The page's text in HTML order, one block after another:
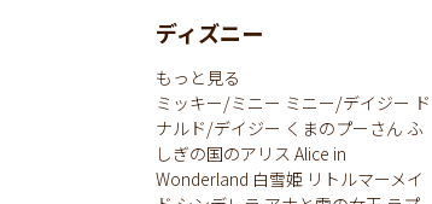
ディズニー
もっと見る
ミッキー/ミニー ミニー/デイジー ド
ナルド/デイジー くまのプーさん ふ
しぎの国のアリス Alice in
Wonderland 白雪姫 リトルマーメイ